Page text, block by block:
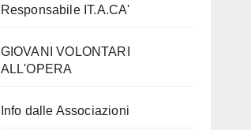
Responsabile IT.A.CA'
GIOVANI VOLONTARI
ALL'OPERA
Info dalle Associazioni